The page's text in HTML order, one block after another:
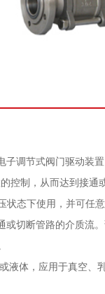
调节式阀门驱动装
控制，从而达到接通
态下使用，并可任意
切断管路的介质流
液体，应用于真空、